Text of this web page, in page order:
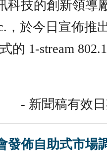
科技的創新領導
，於今日宣佈推
的 1-stream
- 新聞稿有效
發佈自助式市場